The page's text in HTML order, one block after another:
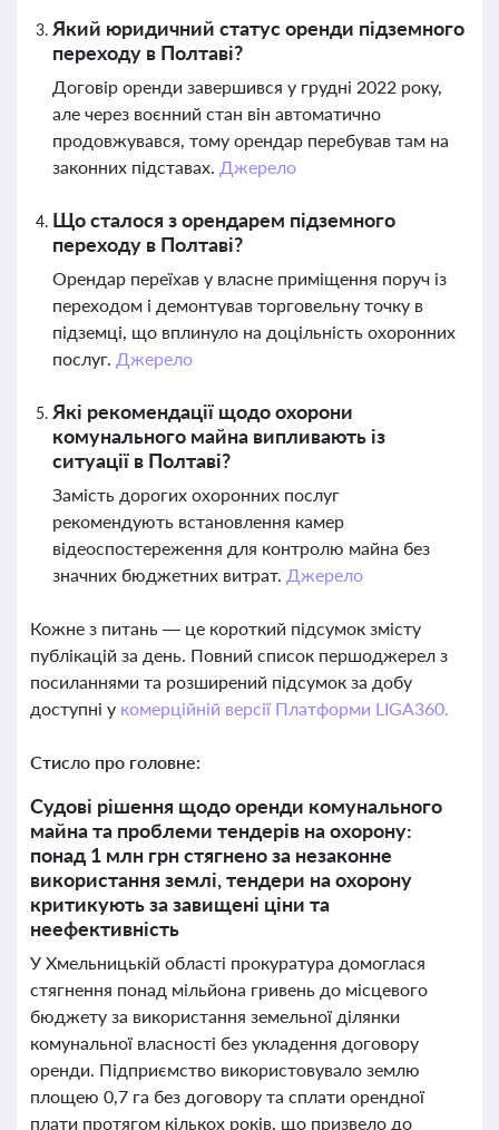
Який юридичний статус оренди підземного
переходу в Полтаві?
Договір оренди завершився у грудні 2022 року,
але через воєнний стан він автоматично
продовжувався, тому орендар перебував там на
законних підставах. Джерело
Що сталося з орендарем підземного
переходу в Полтаві?
Орендар переїхав у власне приміщення поруч із
переходом і демонтував торговельну точку в
підземці, що вплинуло на доцільність охоронних
послуг. Джерело
Які рекомендації щодо охорони
комунального майна випливають із
ситуації в Полтаві?
Замість дорогих охоронних послуг
рекомендують встановлення камер
відеоспостереження для контролю майна без
значних бюджетних витрат. Джерело
Кожне з питань — це короткий підсумок змісту
публікацій за день. Повний список першоджерел з
посиланнями та розширений підсумок за добу
доступні у комерційній версії Платформи LIGA360.
Стисло про головне:
Судові рішення щодо оренди комунального
майна та проблеми тендерів на охорону:
понад 1 млн грн стягнено за незаконне
використання землі, тендери на охорону
критикують за завищені ціни та
неефективність
У Хмельницькій області прокуратура домоглася
стягнення понад мільйона гривень до місцевого
бюджету за використання земельної ділянки
комунальної власності без укладення договору
оренди. Підприємство використовувало землю
площею 0,7 га без договору та сплати орендної
плати протягом кількох років, що призвело до